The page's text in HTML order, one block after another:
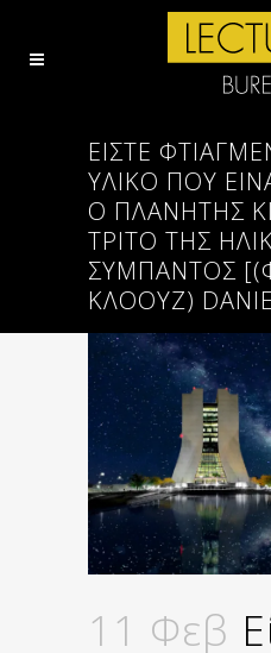
ΕΊΣΤΕ
ΥΛΙΚΌ ΠΟΥ
Ο ΠΛΑΝΉΤΗΣ
ΤΡΊΤΟ ΤΗΣ
ΣΎΜΠΑΝΤΟΣ
ΚΛΟΟΥΖ)
11 Φεβ